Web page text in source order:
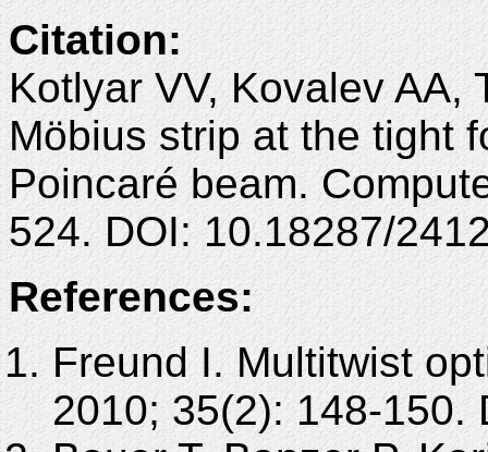
Citation:
Kotlyar VV, Kovalev AA,
Möbius strip at the tight
Poincaré beam.
524. DOI: 10.18287/
References:
Freund I. Multitwist
2010; 35(2): 148-150.